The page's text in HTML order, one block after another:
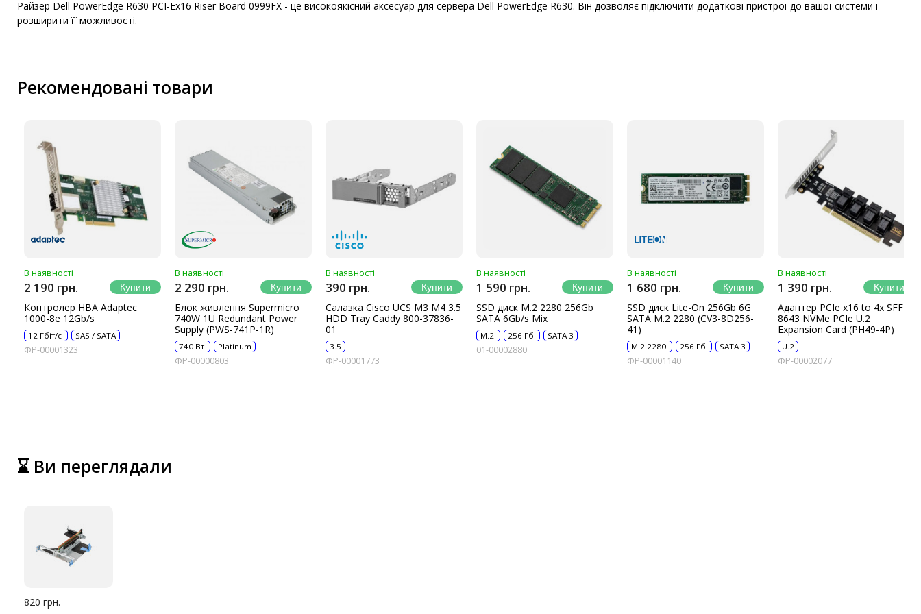
Райзер Dell PowerEdge R630 PCI-Ex16 Riser Board 0999FX - це високоякісний аксесуар для сервера Dell PowerEdge R630. Він дозволяє підключити додаткові пристрої до вашої системи і
розширити її можливості.
Рекомендовані товари
В наявності
2 190 грн.
Контролер HBA Adaptec
1000-8e 12Gb/s
12 Гбіт/с SAS / SATA
ФР-00001323
В наявності
2 290 грн.
Блок живлення Supermicro
740W 1U Redundant Power
Supply (PWS-741P-1R)
740 Вт Platinum
ФР-00000803
В наявності
390 грн.
Салазка Cisco UCS M3 M4 3.5
HDD Tray Caddy 800-37836-
01
3.5
ФР-00001773
В наявності
1 590 грн.
SSD диск M.2 2280 256Gb
SATA 6Gb/s Mix
M.2 256 Гб SATA 3
01-00002880
В наявності
1 680 грн.
SSD диск Lite-On 256Gb 6G
SATA M.2 2280 (CV3-8D256-
41)
M.2 2280 256 Гб SATA 3
ФР-00001140
В наявності
1 390 грн.
Адаптер PCIe x16 to 4x SFF-
8643 NVMe PCIe U.2
Expansion Card (PH49-4P)
U.2
ФР-00002077
⌛ Ви переглядали
820 грн.